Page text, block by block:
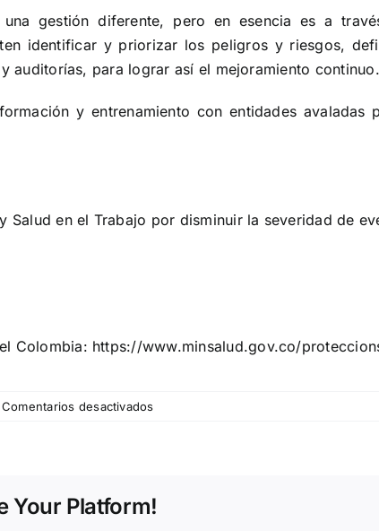
gestión diferente, pero en esencia es a
identificar y priorizar los peligros y riesgos,
auditorías, para lograr así el mejoramiento continuo.
y entrenamiento con entidades
Salud en el Trabajo por disminuir la severidad de
Colombia: https://www.minsalud.gov.co/
Comentarios desactivadosen
de
Your Platform!